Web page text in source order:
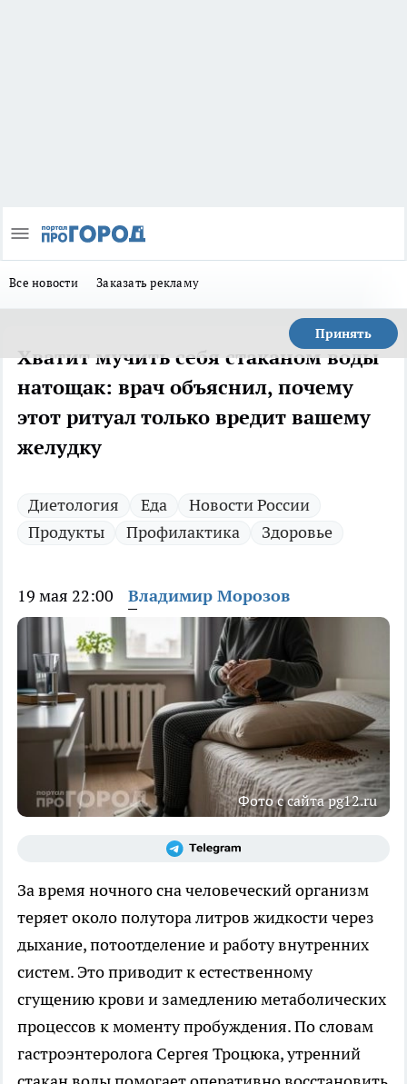
Все новости Заказать рекламу
Принять
Хватит мучить себя стаканом воды
натощак: врач объяснил, почему
этот ритуал только вредит вашему
желудку
Диетология Еда
Новости России
Продукты
Профилактика Здоровье
19 мая 22:00 Владимир Морозов
Фото с сайта pg12.ru
За время ночного сна человеческий организм
теряет около полутора литров жидкости через
дыхание, потоотделение и работу внутренних
систем. Это приводит к естественному
сгущению крови и замедлению метаболических
процессов к моменту пробуждения. По словам
гастроэнтеролога Сергея Троцюка, утренний